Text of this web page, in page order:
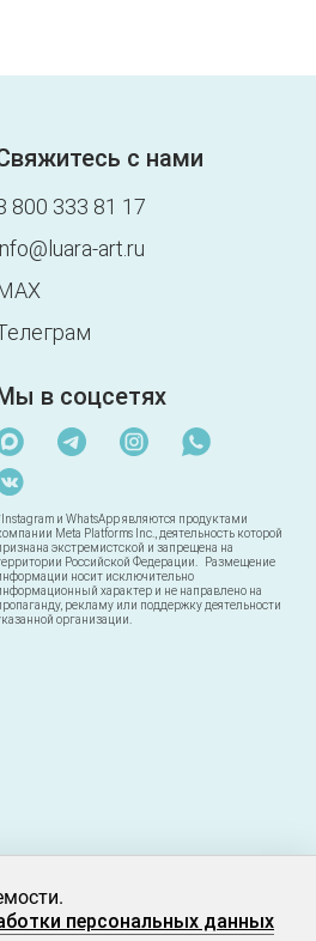
с нами
800 333 81 17
art.ru
в соцсетях
и WhatsApp являются продуктами
Meta Platforms Inc., деятельность которой
экстремистской и запрещена на
Российской Федерации. Размещение
носит исключительно
характер и не направлено на
рекламу или поддержку деятельности
организации.
персональных данных